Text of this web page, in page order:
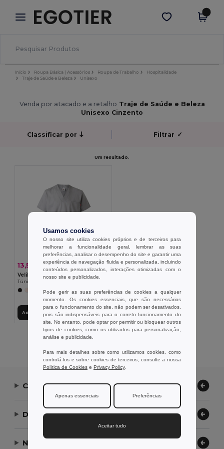
× App Egotier
Melhores preços na app!
Obter app
Início Roupa Básica | Acessórios Roupa de Trabalho
Hospitalidade
Traje de Saúde e Beleza
Unisexo
Venda por atacado e a retalho Traje de Saúde e Beleza
Unisexo Cinzento
Classificar por Filtrar ✓
Um resultado.
13,51 € 18,88 € -28%
Velilla 36132
+11 CORES
Adicionar ao Carrinho
Exibindo Todos Os Produtos.
Contate-nos
Deixe-nos ajudar
Nossa Empresa
Usamos cookies
O nosso site utiliza cookies próprios e de terceiros para
melhorar a funcionalidade geral, lembrar as suas
preferências, analisar o desempenho do site e garantir uma
experiência de navegação fluida e personalizada, incluindo
conteúdos personalizados, interações otimizadas com o
nosso site e publicidade.
Pode gerir as suas preferências de cookies a qualquer
momento. Os cookies essenciais, que são necessários
para o funcionamento do site, não podem ser desativados,
pois são indispensáveis para o correto funcionamento do
site. No entanto, pode optar por permitir ou bloquear outros
tipos de cookies, como os utilizados para personalização,
análise e publicidade.
Para mais detalhes sobre como utilizamos cookies, como
controlá-los e sobre cookies de terceiros, consulte a nossa
Política de Cookies e Privacy Policy.
Apenas essenciais Preferências
Aceitar tudo